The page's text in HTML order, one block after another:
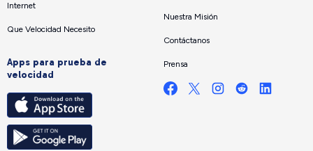
Internet
Que Velocidad Necesito
Apps para prueba de
velocidad
Nuestra Misión
Contáctanos
Prensa